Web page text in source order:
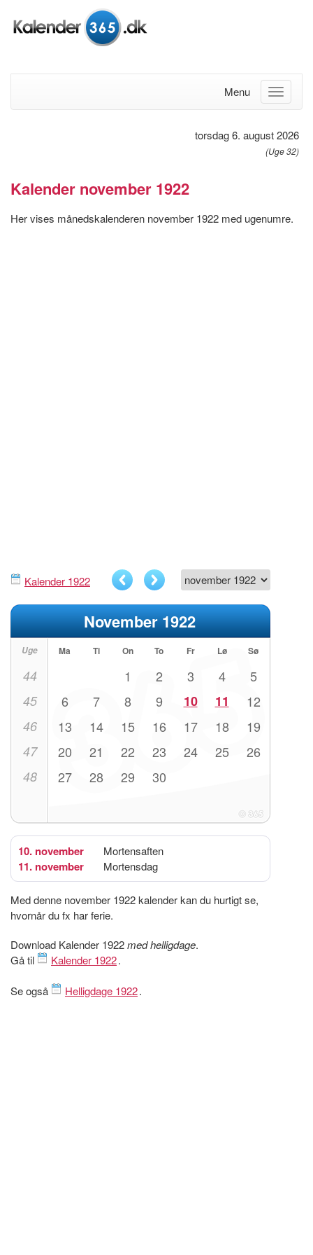
Menu
torsdag 6. august 2026
(Uge 32)
Kalender november 1922
Her vises månedskalenderen november 1922 med ugenumre.
Kalender 1922
November 1922
Uge Ma Ti On To Fr Lø Sø
44 1 2 3 4 5
45 6 7 8 9 10 11 12
46 13 14 15 16 17 18 19
47 20 21 22 23 24 25 26
48 27 28 29 30
10. november Mortensaften
11. november Mortensdag
Med denne november 1922 kalender kan du hurtigt se,
hvornår du fx har ferie.
Download Kalender 1922med helligdage.
Gå til
Kalender 1922.
Se også Helligdage 1922.